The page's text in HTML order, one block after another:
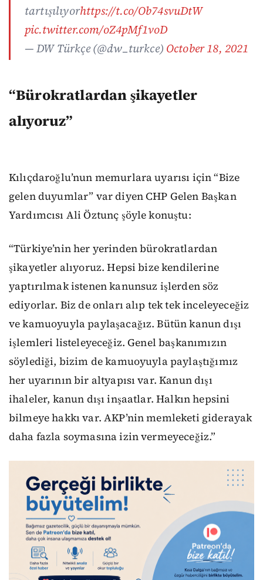
tartışılıyorhttps://t.co/Ob74svuDtW
pic.twitter.com/oZ4pMf1voD
— DW Türkçe (@dw_turkce) October 18, 2021
“Bürokratlardan şikayetler
alıyoruz”
Kılıçdaroğlu’nun memurlara uyarısı için “Bize
gelen duyumlar” var diyen CHP Gelen Başkan
Yardımcısı Ali Öztunç şöyle konuştu:
“Türkiye’nin her yerinden bürokratlardan
şikayetler alıyoruz. Hepsi bize kendilerine
yaptırılmak istenen kanunsuz işlerden söz
ediyorlar. Biz de onları alıp tek tek inceleyeceğiz
ve kamuoyuyla paylaşacağız. Bütün kanun dışı
işlemleri listeleyeceğiz. Genel başkanımızın
söylediği, bizim de kamuoyuyla paylaştığımız
her uyarının bir altyapısı var. Kanun dışı
ihaleler, kanun dışı inşaatlar. Halkın hepsini
bilmeye hakkı var. AKP’nin memleketi giderayak
daha fazla soymasına izin vermeyeceğiz.”